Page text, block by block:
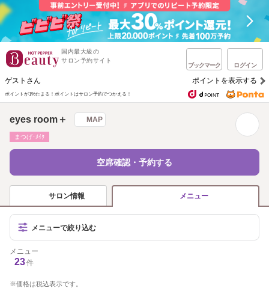
国内最大級の
サロン予約サイト
ブックマーク ログイン
ゲストさん ポイントを表示する
ポイントが1%たまる！ ポイントはサロン予約でつかえる！
eyes room＋ MAP
まつげ･ﾒｲｸ
空席確認・予約する
サロン情報 メニュー
メニューで絞り込む
メニュー
23件
価格は税込表示です。